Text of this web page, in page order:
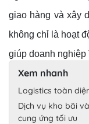
giao hàng và xây
không chỉ là hoạt
giúp doanh
Xem nhanh
Logistics toàn
Dịch vụ kho bãi
cung ứng tối ưu